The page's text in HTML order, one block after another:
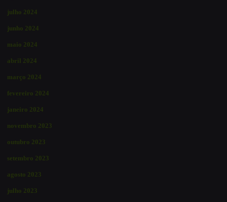
julho 2024
junho 2024
maio 2024
abril 2024
março 2024
fevereiro 2024
janeiro 2024
novembro 2023
outubro 2023
setembro 2023
agosto 2023
julho 2023